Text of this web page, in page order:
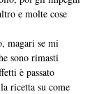
e molte cose
magari se mi
sono rimasti
è passato
ricetta su come